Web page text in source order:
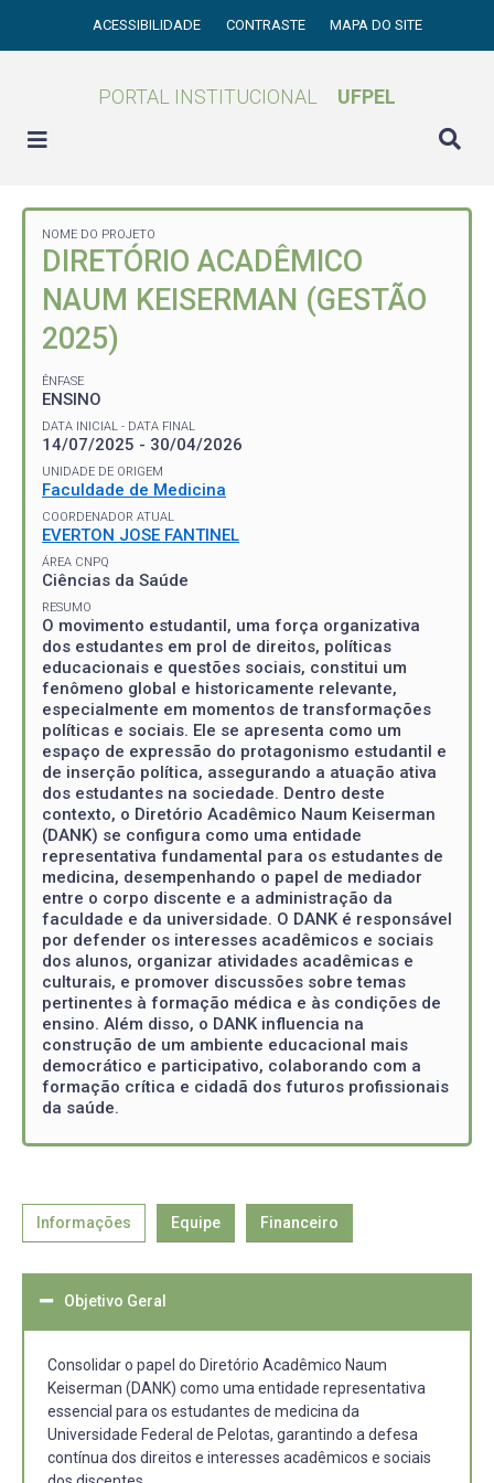
ACESSIBILIDADE CONTRASTE MAPA DO SITE
PORTAL INSTITUCIONAL UFPEL
NOME DO PROJETO
DIRETÓRIO ACADÊMICO
NAUM KEISERMAN (GESTÃO
2025)
ÊNFASE
ENSINO
DATA INICIAL - DATA FINAL
14/07/2025 - 30/04/2026
UNIDADE DE ORIGEM
Faculdade de Medicina
COORDENADOR ATUAL
EVERTON JOSE FANTINEL
ÁREA CNPQ
Ciências da Saúde
RESUMO
O movimento estudantil, uma força organizativa
dos estudantes em prol de direitos, políticas
educacionais e questões sociais, constitui um
fenômeno global e historicamente relevante,
especialmente em momentos de transformações
políticas e sociais. Ele se apresenta como um
espaço de expressão do protagonismo estudantil e
de inserção política, assegurando a atuação ativa
dos estudantes na sociedade. Dentro deste
contexto, o Diretório Acadêmico Naum Keiserman
(DANK) se configura como uma entidade
representativa fundamental para os estudantes de
medicina, desempenhando o papel de mediador
entre o corpo discente e a administração da
faculdade e da universidade. O DANK é responsável
por defender os interesses acadêmicos e sociais
dos alunos, organizar atividades acadêmicas e
culturais, e promover discussões sobre temas
pertinentes à formação médica e às condições de
ensino. Além disso, o DANK influencia na
construção de um ambiente educacional mais
democrático e participativo, colaborando com a
formação crítica e cidadã dos futuros profissionais
da saúde.
Informações Equipe Financeiro
Objetivo Geral
Consolidar o papel do Diretório Acadêmico Naum
Keiserman (DANK) como uma entidade representativa
essencial para os estudantes de medicina da
Universidade Federal de Pelotas, garantindo a defesa
contínua dos direitos e interesses acadêmicos e sociais